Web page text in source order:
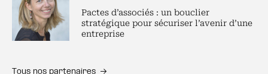
Pactes d’associés : un bouclier
stratégique pour sécuriser l’avenir d’une
entreprise
Tous nos partenaires